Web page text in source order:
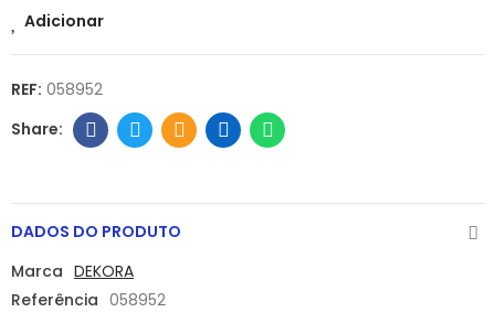
Adicionar
REF: 058952
DADOS DO PRODUTO
Marca DEKORA
Referência 058952